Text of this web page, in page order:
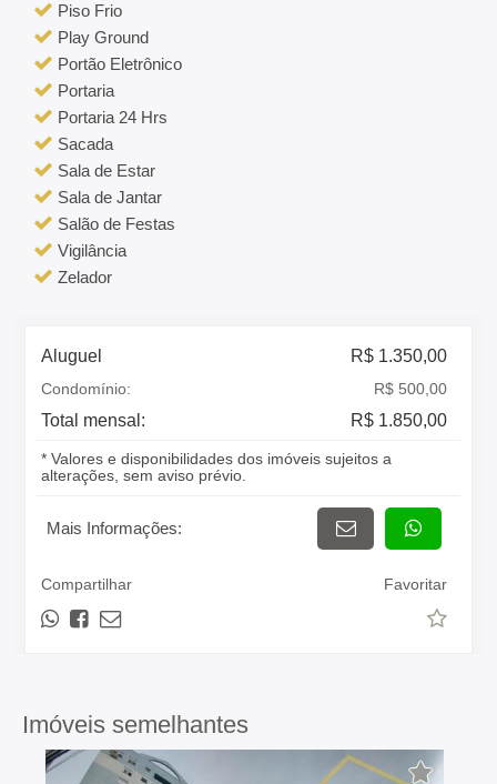
Piso Frio
Play Ground
Portão Eletrônico
Portaria
Portaria 24 Hrs
Sacada
Sala de Estar
Sala de Jantar
Salão de Festas
Vigilância
Zelador
Aluguel R$ 1.350,00
Condomínio: R$ 500,00
Total mensal: R$ 1.850,00
* Valores e disponibilidades dos imóveis sujeitos a
alterações, sem aviso prévio.
Mais Informações:
Compartilhar Favoritar
Imóveis semelhantes